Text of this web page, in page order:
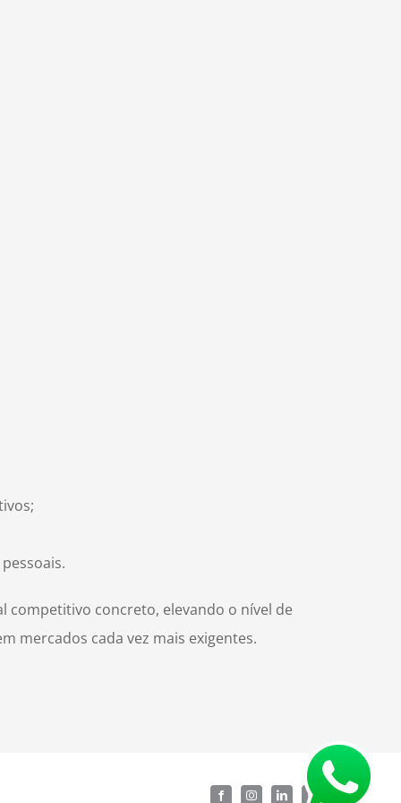
competitivo concreto, elevando o nível de
mercados cada vez mais exigentes.